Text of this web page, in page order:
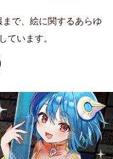
で、絵に関するあらゆ
ています。